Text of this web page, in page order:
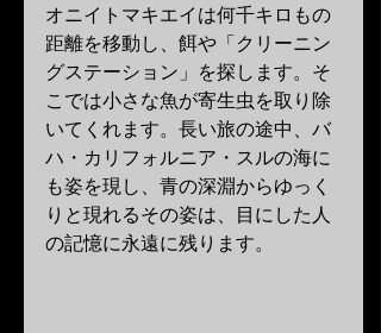
オニイトマキエイは何千キロもの
距離を移動し、餌や「クリーニン
グステーション」を探します。そ
こでは小さな魚が寄生虫を取り除
いてくれます。長い旅の途中、バ
ハ・カリフォルニア・スルの海に
も姿を現し、青の深淵からゆっく
りと現れるその姿は、目にした人
の記憶に永遠に残ります。